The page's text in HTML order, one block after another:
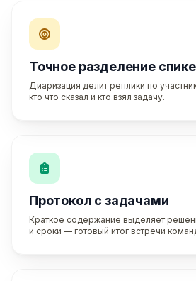
Точное разделение
Диаризация делит реплики по
кто что сказал и кто взял задачу.
Протокол с задачами
Краткое содержание выделяет
и сроки — готовый итог встречи